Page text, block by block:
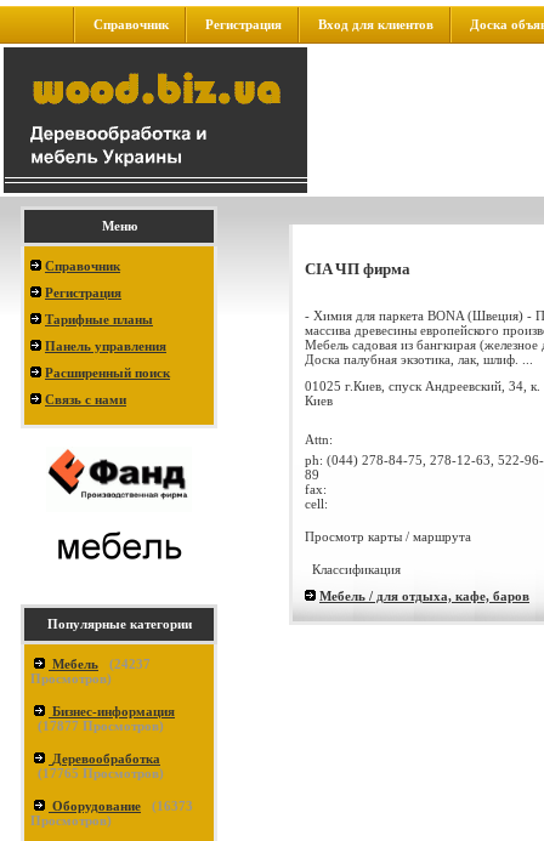
Справочник Регистрация Вход для клиентов Доска
Меню
Справочник
Регистрация
Тарифные планы
Панель управления
Расширенный поиск
Связь с нами
Популярные категории
Мебель (24237
Просмотров)
Бизнес-информация
(17877 Просмотров)
Деревообработка
(17765 Просмотров)
Оборудование (16373
Просмотров)
CIA ЧП фирма
- Химия для паркета BONA (Швеция) -
массива древесины европейского
Мебель садовая из бангкирая (железное
Доска палубная экзотика, лак, шлиф. ...
01025 г.Киев, спуск Андреевский, 34, к.
Киев
Attn:
ph: (044) 278-84-75, 278-12-63, 522-
89
fax:
cell:
Просмотр карты / маршрута
Классификация
Мебель / для отдыха, кафе, баров